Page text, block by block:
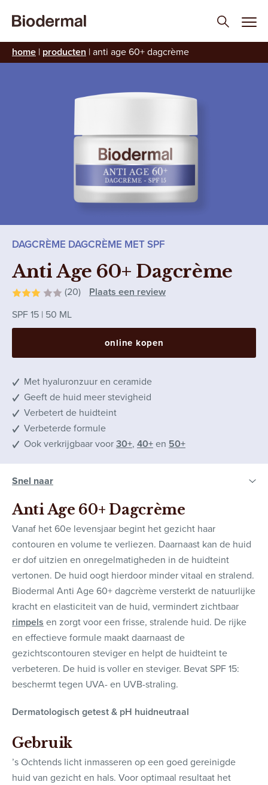
home | producten |anti age 60+ dagcrème
DAGCRÈME DAGCRÈME MET SPF
Anti Age 60+ Dagcrème
(20)
Plaats een review
SPF 15 50 ML
online kopen
Met hyaluronzuur en ceramide
Geeft de huid meer stevigheid
Verbetert de huidteint
Verbeterde formule
Ook verkrijgbaar voor30+, 40+en 50+
Anti Age 60+ Dagcrème
Vanaf het 60e levensjaar begint het gezicht haar
contouren en volume te verliezen. Daarnaast kan de huid
er dof uitzien en onregelmatigheden in de huidteint
vertonen. De huid oogt hierdoor minder vitaal en stralend.
Biodermal Anti Age 60+ dagcrème versterkt de natuurlijke
kracht en elasticiteit van de huid, vermindert zichtbaar
rimpels en zorgt voor een frisse, stralende huid. De rijke
en effectieve formule maakt daarnaast de
gezichtscontouren steviger en helpt de huidteint te
verbeteren. De huid is voller en steviger. Bevat SPF 15:
beschermt tegen UVA- en UVB-straling.
Dermatologisch getest & pH huidneutraal
Gebruik
’s Ochtends licht inmasseren op een goed gereinigde
huid van gezicht en hals. Voor optimaal resultaat het